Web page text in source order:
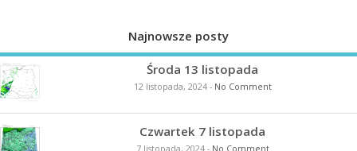
Najnowsze posty
Środa 13 listopada
12 listopada, 2024- No Comment
Czwartek 7 listopada
7 listopada, 2024- No Comment